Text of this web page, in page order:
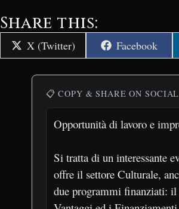
Share this:
Share
on
X (Twitter) Share
on
Facebook
📋 COPY & SHARE ON SOCIAL